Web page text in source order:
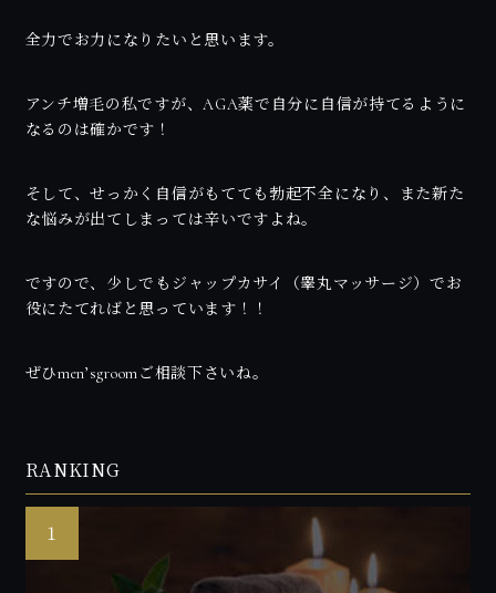
全力でお力になりたいと思います。
アンチ増毛の私ですが、AGA薬で自分に自信が持てるように
なるのは確かです！
そして、せっかく自信がもてても勃起不全になり、また新た
な悩みが出てしまっては辛いですよね。
ですので、少しでもジャップカサイ（睾丸マッサージ）でお
役にたてればと思っています！！
ぜひmen’sgroomご相談下さいね。
RANKING